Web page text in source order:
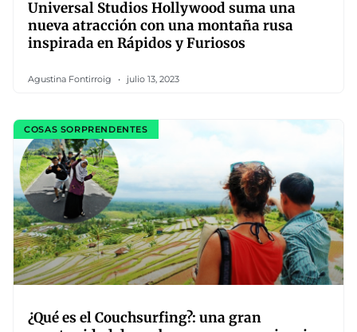
Universal Studios Hollywood suma una
nueva atracción con una montaña rusa
inspirada en Rápidos y Furiosos
Agustina Fontirroig julio 13, 2023
COSAS SORPRENDENTES
¿Qué es el Couchsurfing?: una gran